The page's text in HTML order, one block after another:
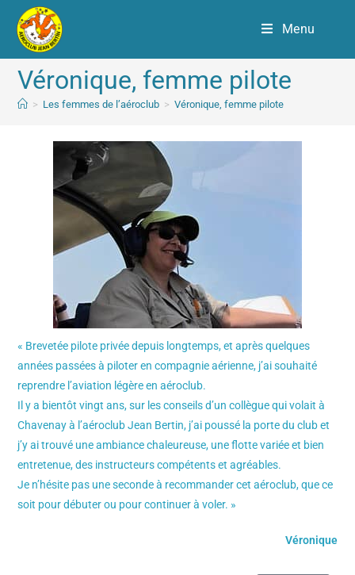
Menu
Véronique, femme pilote
> Les femmes de l’aéroclub > Véronique, femme pilote
« Brevetée pilote privée depuis longtemps, et après quelques
années passées à piloter en compagnie aérienne, j’ai souhaité
reprendre l’aviation légère en aéroclub.
Il y a bientôt vingt ans, sur les conseils d’un collègue qui volait à
Chavenay à l’aéroclub Jean Bertin, j’ai poussé la porte du club et
j’y ai trouvé une ambiance chaleureuse, une flotte variée et bien
entretenue, des instructeurs compétents et agréables.
Je n’hésite pas une seconde à recommander cet aéroclub, que ce
soit pour débuter ou pour continuer à voler. »
Véronique